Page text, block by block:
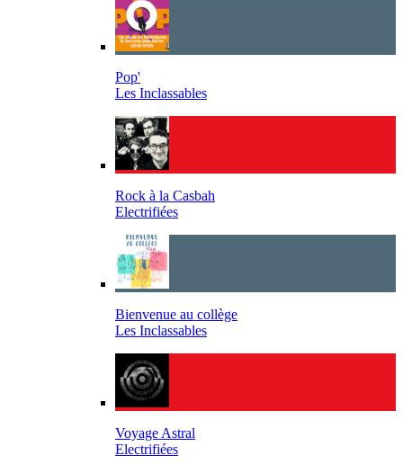
Pop'
Les Inclassables
Rock à la Casbah
Electrifiées
Bienvenue au collège
Les Inclassables
Voyage Astral
Electrifiées